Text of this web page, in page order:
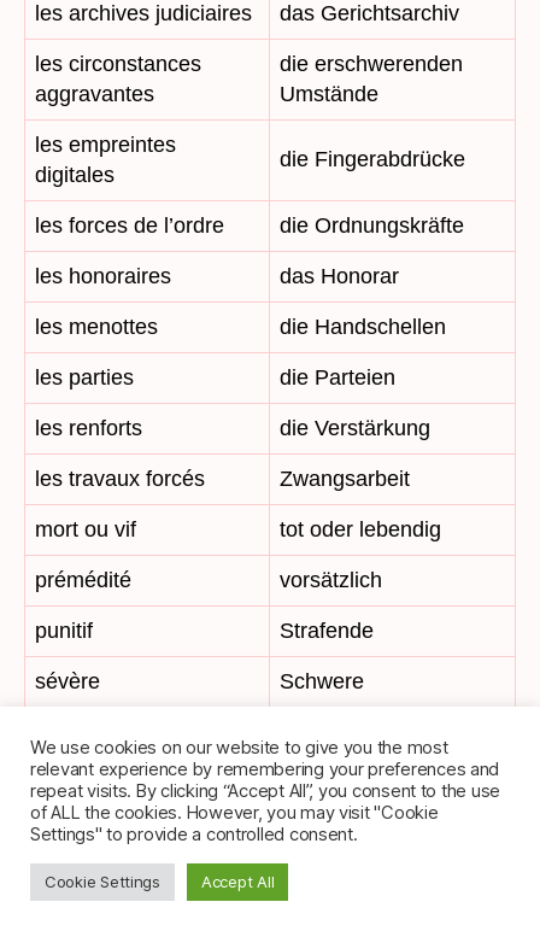
les archives judiciaires das Gerichtsarchiv
les circonstances
aggravantes
die erschwerenden
Umstände
les empreintes
digitales
die Fingerabdrücke
les forces de l’ordre die Ordnungskräfte
les honoraires das Honorar
les menottes die Handschellen
les parties die Parteien
les renforts die Verstärkung
les travaux forcés Zwangsarbeit
mort ou vif tot oder lebendig
prémédité vorsätzlich
punitif Strafende
sévère Schwere
VERBES UTILES NÜTZLICHE VERBS
accuser beschuldigen
acquitter
We use cookies on our website to give you the most
relevant experience by remembering your preferences and
repeat visits. By clicking “Accept All”, you consent to the use
of ALL the cookies. However, you may visit "Cookie
Settings" to provide a controlled consent.
Cookie Settings Accept All